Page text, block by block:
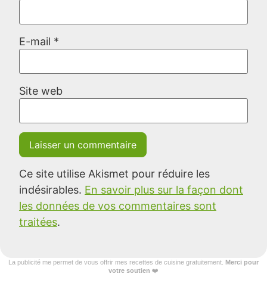
E-mail *
Site web
Ce site utilise Akismet pour réduire les
indésirables. En savoir plus sur la façon dont
les données de vos commentaires sont
traitées.
La publicité me permet de vous offrir mes recettes de cuisine gratuitement. Merci pour
votre soutien ❤️